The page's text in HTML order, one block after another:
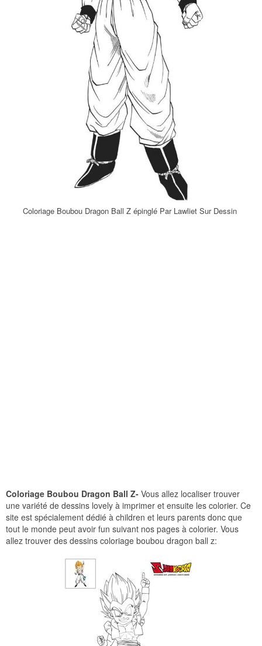
Coloriage Boubou Dragon Ball Z épinglé Par Lawliet Sur Dessin
Coloriage Boubou Dragon Ball Z- Vous allez localiser trouver
une variété de dessins lovely à imprimer et ensuite les colorier. Ce
site est spécialement dédié à children et leurs parents donc que
tout le monde peut avoir fun suivant nos pages à colorier. Vous
allez trouver des dessins coloriage boubou dragon ball z: